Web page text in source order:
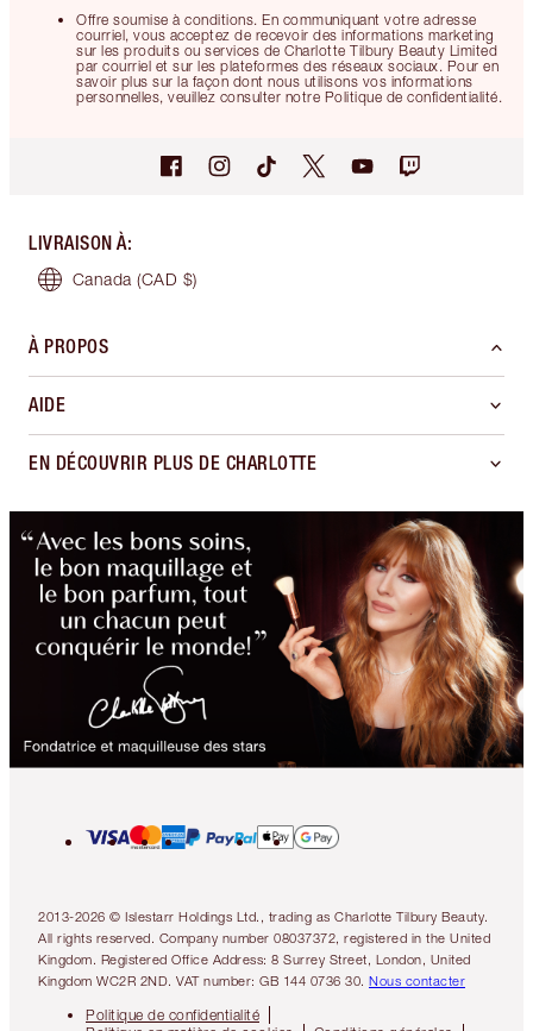
Offre soumise à conditions. En communiquant votre adresse
courriel, vous acceptez de recevoir des informations marketing
sur les produits ou services de Charlotte Tilbury Beauty Limited
par courriel et sur les plateformes des réseaux sociaux. Pour en
savoir plus sur la façon dont nous utilisons vos informations
personnelles, veuillez consulter notre Politique de confidentialité.
LIVRAISON À:
Canada (CAD $)
À PROPOS
AIDE
EN DÉCOUVRIR PLUS DE CHARLOTTE
2013-2026 © Islestarr Holdings Ltd., trading as Charlotte Tilbury Beauty.
All rights reserved. Company number 08037372, registered in the United
Kingdom. Registered Office Address: 8 Surrey Street, London, United
Kingdom WC2R 2ND. VAT number: GB 144 0736 30. Nous contacter
Politique de confidentialité